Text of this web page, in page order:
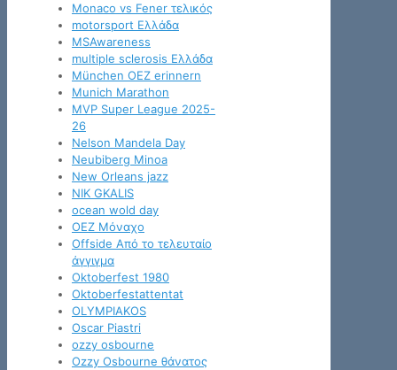
Monaco vs Fener τελικός
motorsport Ελλάδα
MSAwareness
multiple sclerosis Ελλάδα
München OEZ erinnern
Munich Marathon
MVP Super League 2025-
26
Nelson Mandela Day
Neubiberg Minoa
New Orleans jazz
NIK GKALIS
ocean wold day
OEZ Μόναχο
Offside Από το τελευταίο
άγγιγμα
Oktoberfest 1980
Oktoberfestattentat
OLYMPIAKOS
Oscar Piastri
ozzy osbourne
Ozzy Osbourne θάνατος